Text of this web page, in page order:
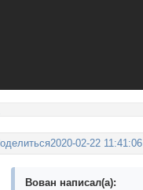
2020-02-22 11:41:06
Вован написал(а):